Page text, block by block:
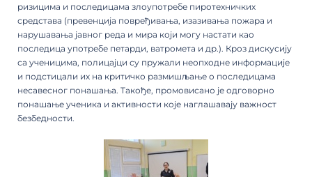
ризицима и последицама злоупотребе пиротехничких
средстава (превенција повређивања, изазивања пожара и
нарушавања јавног реда и мира који могу настати као
последица употребе петарди, ватромета и др.). Кроз дискусију
са ученицима, полицајци су пружали неопходне информације
и подстицали их на критичко размишљање о последицама
несавесног понашања. Такође, промовисано је одговорно
понашање ученика и активности које наглашавају важност
безбедности.